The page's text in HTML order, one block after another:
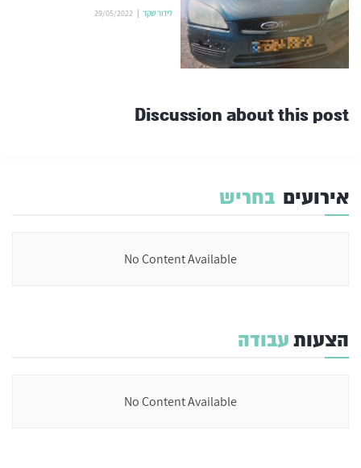
לידור שקד 29/05/2022
Discussion about this post
אירועים בחריש
No Content Available
הצעותעבודה
No Content Available